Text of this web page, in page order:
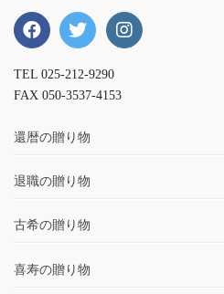
TEL 025-212-9290
FAX 050-3537-4153
還暦の贈り物
退職の贈り物
古希の贈り物
喜寿の贈り物